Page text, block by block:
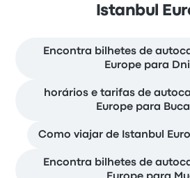
Istanbul
Encontra bilhetes de
Europe para
horários e tarifas de
Europe para
Como viajar de Istanbul
Encontra bilhetes de